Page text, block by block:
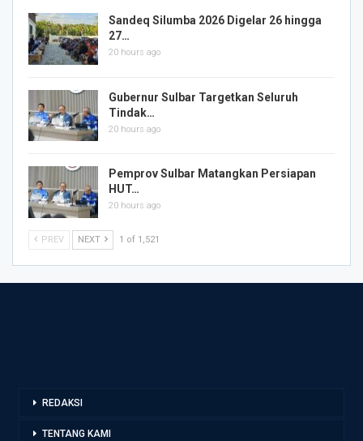
Sandeq Silumba 2026 Digelar 26 hingga
27…
20 hours ago
Gubernur Sulbar Targetkan Seluruh
Tindak…
20 hours ago
Pemprov Sulbar Matangkan Persiapan
HUT…
20 hours ago
PREV NEXT 1 of 1,521
REDAKSI
TENTANG KAMI